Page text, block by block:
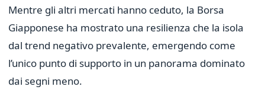
Mentre gli altri mercati hanno ceduto, la Borsa
Giapponese ha mostrato una resilienza che la isola
dal trend negativo prevalente, emergendo come
l’unico punto di supporto in un panorama dominato
dai segni meno.